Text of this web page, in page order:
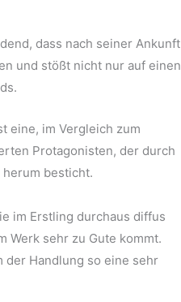
dass nach seiner Ankunft
und stößt nicht nur auf einen
eine, im Vergleich zum
Protagonisten, der durch
besticht.
im Erstling durchaus diffus
Werk sehr zu Gute kommt.
der Handlung so eine sehr